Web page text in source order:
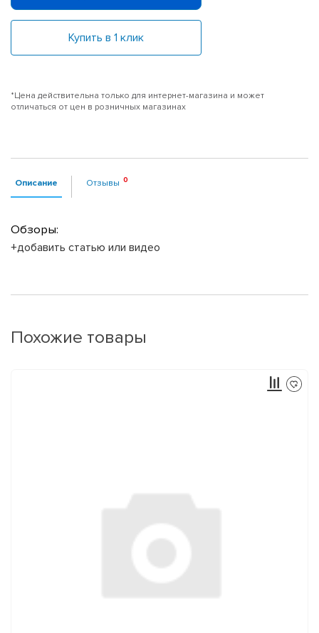
Купить в 1 клик
*Цена действительна только для интернет-магазина и может
отличаться от цен в розничных магазинах
Описание Отзывы
Обзоры:
+добавить статью или видео
Похожие товары